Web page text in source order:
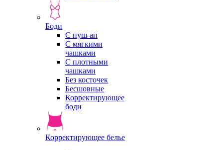
Боди
С пуш-ап
С мягкими
чашками
С плотными
чашками
Без косточек
Бесшовные
Корректирующее
боди
Корректирующее белье